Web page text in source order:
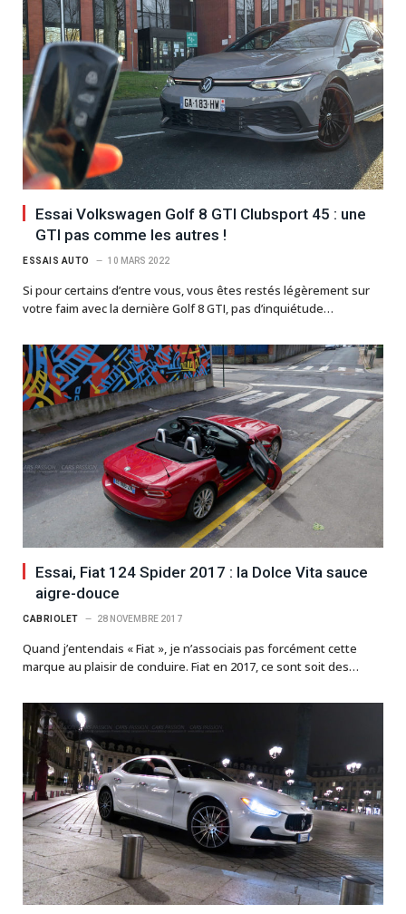
Essai Volkswagen Golf 8 GTI Clubsport 45 : une
GTI pas comme les autres !
ESSAIS AUTO 10 MARS 2022
Si pour certains d’entre vous, vous êtes restés légèrement sur
votre faim avec la dernière Golf 8 GTI, pas d’inquiétude…
Essai, Fiat 124 Spider 2017 : la Dolce Vita sauce
aigre-douce
CABRIOLET 28 NOVEMBRE 2017
Quand j’entendais « Fiat », je n’associais pas forcément cette
marque au plaisir de conduire. Fiat en 2017, ce sont soit des…